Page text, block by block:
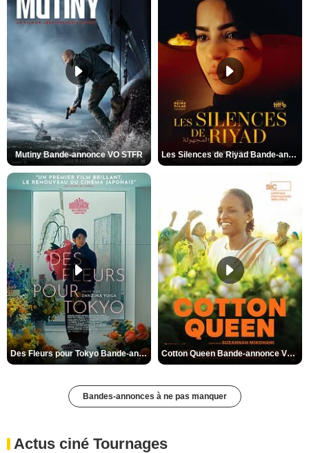
Mutiny Bande-annonce VO STFR Les Silences de Riyad Bande-annonce VO STFR
Des Fleurs pour Tokyo Bande-annonce VO STFR Cotton Queen Bande-annonce VO STFR
Bandes-annonces à ne pas manquer
Actus ciné Tournages